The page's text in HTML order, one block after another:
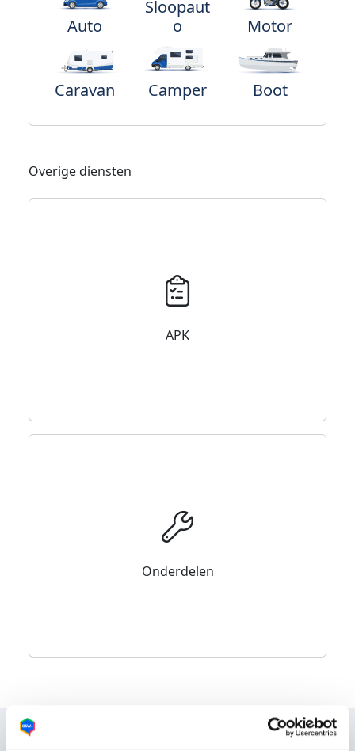
Auto
Sloopaut
o
Motor
Caravan Camper Boot
Overige diensten
APK
Onderdelen